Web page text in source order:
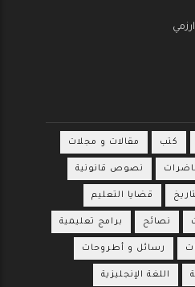
كتب مقالات و مجلات
نصوص قانونية
قضايا التعليم
نصائح برامج تعليمية
رسائل و أطروحات
اللغة الإنجليزية